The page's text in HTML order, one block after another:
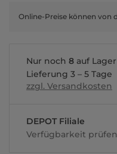
Nur noch 8 auf Lager
Lieferung 3 – 5 Tage
zzgl. Versandkosten
DEPOT Filiale
Verfügbarkeit prüfen